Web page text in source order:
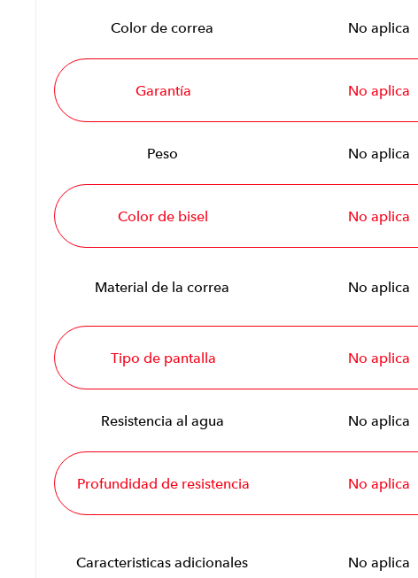
Color de correa No aplica
Garantía No aplica
Peso No aplica
Color de bisel No aplica
Material de la correa No aplica
Tipo de pantalla No aplica
Resistencia al agua No aplica
Profundidad de resistencia No aplica
Caracteristicas adicionales No aplica